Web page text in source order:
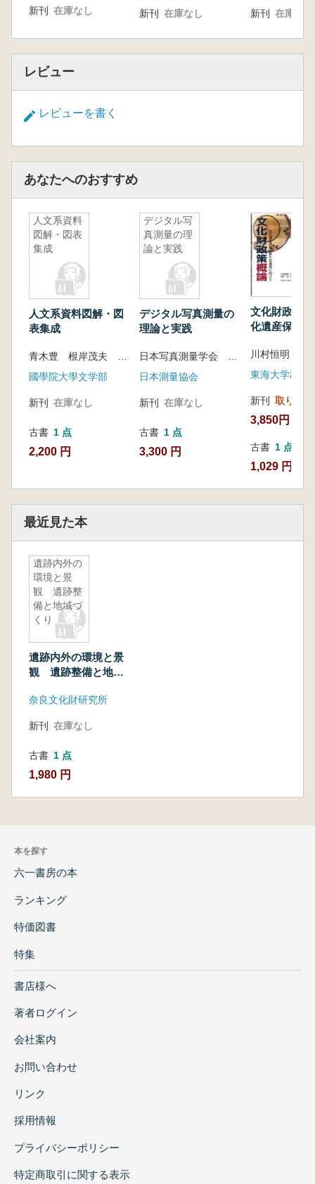
新刊 在庫なし 新刊 在庫なし 新刊 在庫なし
レビュー
レビューを書く
あなたへのおすすめ
人文系資料
図解・図表
集成
人文系資料図解・図
表集成
青木豊 根岸茂夫 中島金太郎
國學院大學文学部
新刊 在庫なし
古書 1 点
2,200 円
デジタル写
真測量の理
論と実践
デジタル写真測量の
理論と実践
日本写真測量学会 動体計測研究会 編
日本測量協会
新刊 在庫なし
古書 1 点
3,300 円
文化財政策
化遺産保護
川村恒明 監修
東海大学出版
新刊 取り寄せ
3,850円
古書 1 点
1,029 円
最近見た本
遺跡内外の
環境と景
観 遺跡整
備と地域づ
くり
遺跡内外の環境と景
観 遺跡整備と地域
奈良文化財研究所
新刊 在庫なし
古書 1 点
1,980 円
本を探す
六一書房の本
ランキング
特価図書
特集
書店様へ
著者ログイン
会社案内
お問い合わせ
リンク
採用情報
プライバシーポリシー
特定商取引に関する表示